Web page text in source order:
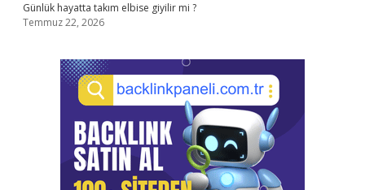
Günlük hayatta takım elbise giyilir mi ?
Temmuz 22, 2026